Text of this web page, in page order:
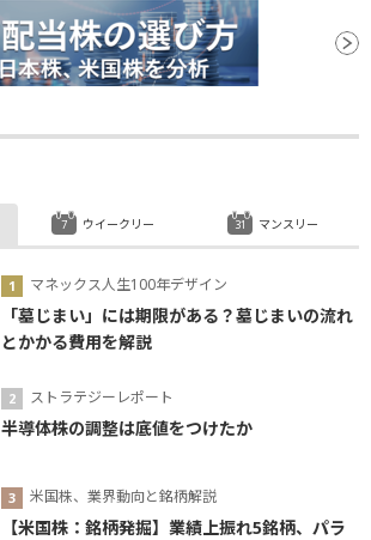
マネックス人生100年デザイン
「墓じまい」には期限がある？墓じまいの流れ
とかかる費用を解説
ストラテジーレポート
半導体株の調整は底値をつけたか
米国株、業界動向と銘柄解説
【米国株：銘柄発掘】業績上振れ5銘柄、パラ
ウイークリー マンスリー